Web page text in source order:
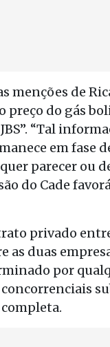
menções de
preço do gás
“Tal
em fase
parecer ou
do Cade
privado
as duas
por